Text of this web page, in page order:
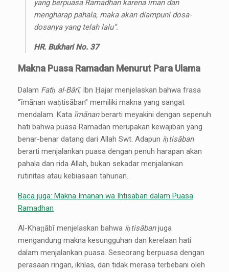
yang berpuasa Ramadhan karena iman dan
mengharap pahala, maka akan diampuni dosa-
dosanya yang telah lalu”.
HR. Bukhari No. 37
Makna Puasa Ramadan Menurut Para Ulama
Dalam Fatḥ al-Bārī, Ibn Ḥajar menjelaskan bahwa frasa
“īmānan waḥtisāban” memiliki makna yang sangat
mendalam. Kata īmānanberarti meyakini dengan sepenuh
hati bahwa puasa Ramadan merupakan kewajiban yang
benar-benar datang dari Allah Swt. Adapun iḥtisāban
berarti menjalankan puasa dengan penuh harapan akan
pahala dan rida Allah, bukan sekadar menjalankan
rutinitas atau kebiasaan tahunan.
Baca juga: Makna Imanan wa Ihtisaban dalam Puasa
Ramadhan
Al-Khaṭṭābī menjelaskan bahwa iḥtisābanjuga
mengandung makna kesungguhan dan kerelaan hati
dalam menjalankan puasa. Seseorang berpuasa dengan
perasaan ringan, ikhlas, dan tidak merasa terbebani oleh